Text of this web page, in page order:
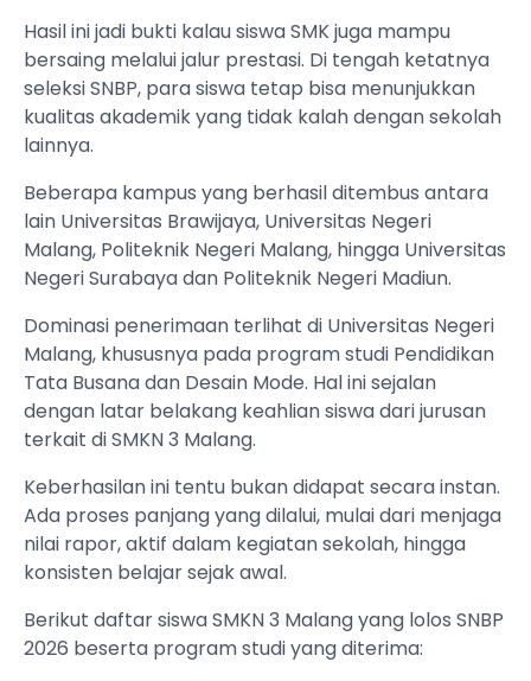
Hasil ini jadi bukti kalau siswa SMK juga mampu
bersaing melalui jalur prestasi. Di tengah ketatnya
seleksi SNBP, para siswa tetap bisa menunjukkan
kualitas akademik yang tidak kalah dengan sekolah
lainnya.
Beberapa kampus yang berhasil ditembus antara
lain Universitas Brawijaya, Universitas Negeri
Malang, Politeknik Negeri Malang, hingga Universitas
Negeri Surabaya dan Politeknik Negeri Madiun.
Dominasi penerimaan terlihat di Universitas Negeri
Malang, khususnya pada program studi Pendidikan
Tata Busana dan Desain Mode. Hal ini sejalan
dengan latar belakang keahlian siswa dari jurusan
terkait di SMKN 3 Malang.
Keberhasilan ini tentu bukan didapat secara instan.
Ada proses panjang yang dilalui, mulai dari menjaga
nilai rapor, aktif dalam kegiatan sekolah, hingga
konsisten belajar sejak awal.
Berikut daftar siswa SMKN 3 Malang yang lolos SNBP
2026 beserta program studi yang diterima: